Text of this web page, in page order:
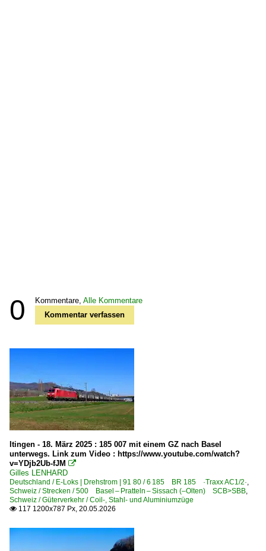
0 Kommentare, Alle Kommentare
Kommentar verfassen
Itingen - 18. März 2025 : 185 007 mit einem GZ nach Basel
unterwegs. Link zum Video : https://www.youtube.com/watch?
v=YDjb2Ub-fJM 
Gilles LENHARD
Deutschland / E-Loks | Drehstrom | 91 80 / 6 185 BR 185 ·Traxx AC1/2·,
Schweiz / Strecken / 500 Basel – Pratteln – Sissach (–Olten) SCB>SBB,
Schweiz / Güterverkehr / Coil-, Stahl- und Aluminiumzüge
 117 1200x787 Px, 20.05.2026